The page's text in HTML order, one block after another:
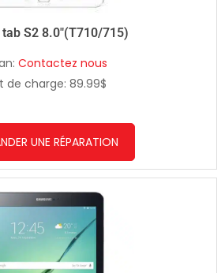
S2 8.0″(T710/715)
Contactez nous
de charge: 89.99$
UNE RÉPARATION